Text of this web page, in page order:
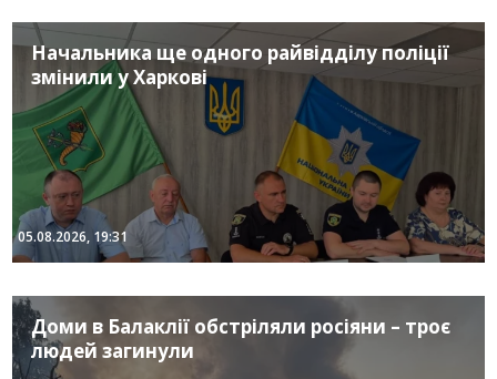
Начальника ще одного райвідділу поліції
змінили у Харкові
05.08.2026, 19:31
Доми в Балаклії обстріляли росіяни – троє
людей загинули